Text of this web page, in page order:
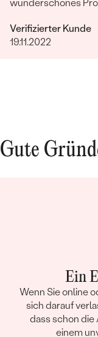
wunderschönes
Verifizierter Kunde
19.11.2022
Gute
Ein
Wenn Sie online
sich darauf
dass schon die
einem